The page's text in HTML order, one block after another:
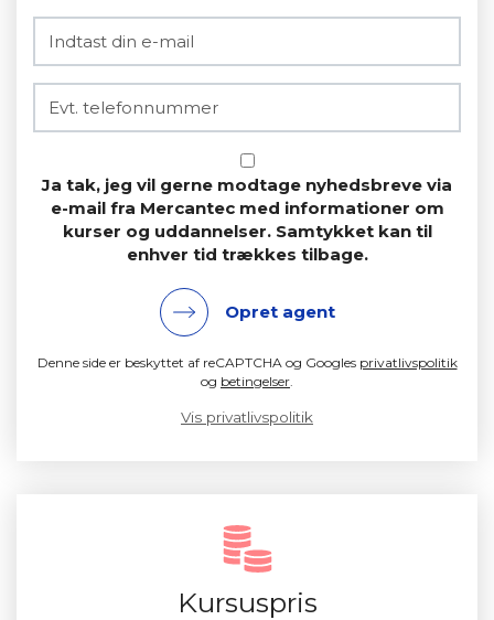
Ja tak, jeg vil gerne modtage nyhedsbreve via
e-mail fra Mercantec med informationer om
kurser og uddannelser. Samtykket kan til
enhver tid trækkes tilbage.
Opret agent
Denne side er beskyttet af reCAPTCHA og Googles privatlivspolitik
og betingelser
Vis privatlivspolitik
Kursuspris